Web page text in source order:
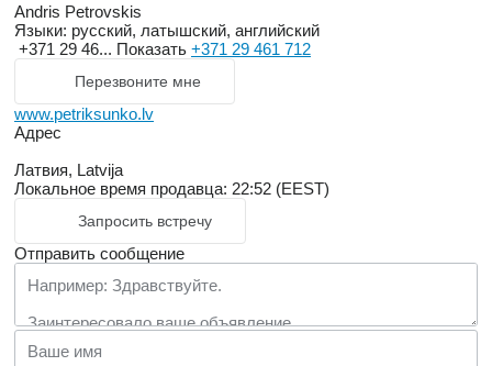
Andris Petrovskis
Языки: русский, латышский, английский
+371 29 46... Показать +371 29 461 712
Перезвоните мне
www.petriksunko.lv
Адрес
Латвия, Latvija
Локальное время продавца: 22:52 (EEST)
Запросить встречу
Отправить сообщение